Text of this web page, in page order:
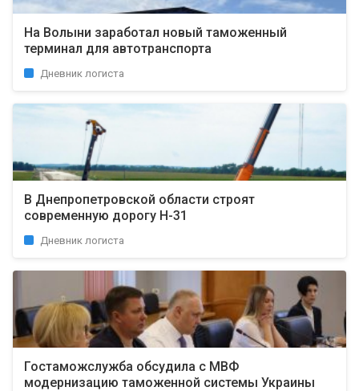
На Волыни заработал новый таможенный
терминал для автотранспорта
Дневник логиста
В Днепропетровской области строят
современную дорогу Н-31
Дневник логиста
Гостаможслужба обсудила с МВФ
модернизацию таможенной системы Украины